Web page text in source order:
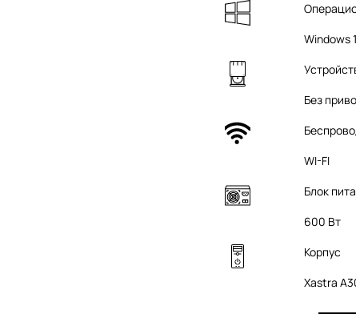
Windows
Без
WI-FI
Блок
600 Вт
Корпус
Xastra